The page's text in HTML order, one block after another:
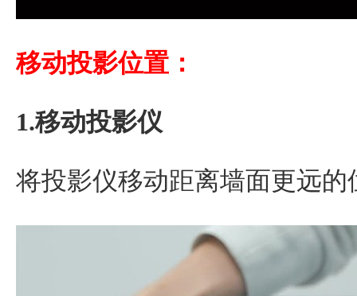
移动投影位置：
1.移动投影仪
将投影仪移动距离墙面更远的